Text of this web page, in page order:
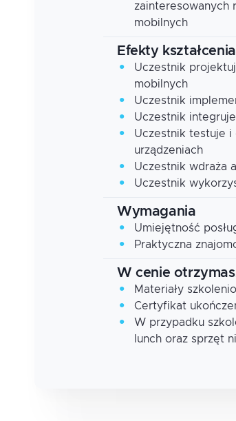
zainteresowanych
mobilnych
Efekty kształcenia
Uczestnik
mobilnych
Uczestnik
Uczestnik integruje
Uczestnik testuje i
urządzeniach
Uczestnik wdraża
Uczestnik
Wymagania
Umiejętność
Praktyczna
W cenie
Materiały
Certyfikat
W przypadku
lunch oraz sprzęt